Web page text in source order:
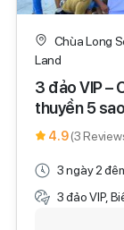
Chùa Long
Land
3 đảo VIP –
thuyền 5 sao
4.9(3
3 ngày 2
3 đảo VIP,